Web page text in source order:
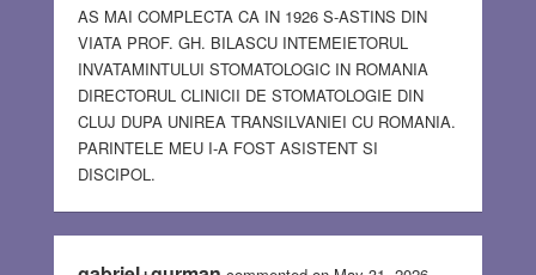
AS MAI COMPLECTA CA IN 1926 S-ASTINS DIN
VIATA PROF. GH. BILASCU INTEMEIETORUL
INVATAMINTULUI STOMATOLOGIC IN ROMANIA
DIRECTORUL CLINICII DE STOMATOLOGIE DIN
CLUJ DUPA UNIREA TRANSILVANIEI CU ROMANIA.
PARINTELE MEU I-A FOST ASISTENT SI
DISCIPOL.